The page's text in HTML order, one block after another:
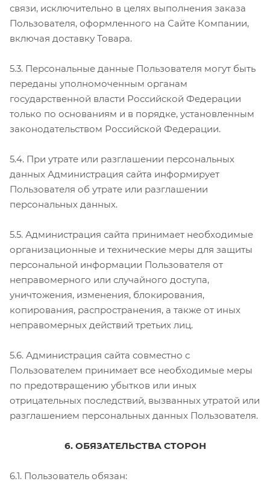
связи, исключительно в целях выполнения заказа
Пользователя, оформленного на Сайте Компании,
включая доставку Товара.
5.3. Персональные данные Пользователя могут быть
переданы уполномоченным органам
государственной власти Российской Федерации
только по основаниям и в порядке, установленным
законодательством Российской Федерации.
5.4. При утрате или разглашении персональных
данных Администрация сайта информирует
Пользователя об утрате или разглашении
персональных данных.
5.5. Администрация сайта принимает необходимые
организационные и технические меры для защиты
персональной информации Пользователя от
неправомерного или случайного доступа,
уничтожения, изменения, блокирования,
копирования, распространения, а также от иных
неправомерных действий третьих лиц.
5.6. Администрация сайта совместно с
Пользователем принимает все необходимые меры
по предотвращению убытков или иных
отрицательных последствий, вызванных утратой или
разглашением персональных данных Пользователя.
6. ОБЯЗАТЕЛЬСТВА СТОРОН
6.1. Пользователь обязан: